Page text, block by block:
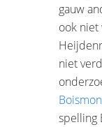
gauw
ook niet
niet
spelling